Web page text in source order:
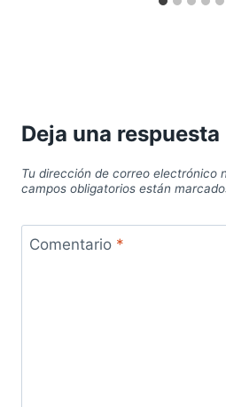
Deja una respuesta
Tu dirección de correo electrónico
campos obligatorios están
Comentario *